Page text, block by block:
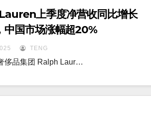
上季度净营收同比增长
中国市场涨幅超20%
TENG
侈品集团 Ralph Laur…